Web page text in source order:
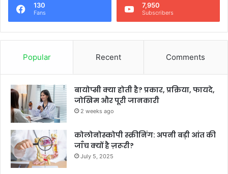
130
Fans
7,950
Subscribers
Popular Recent Comments
बायोप्सी क्या होती है? प्रकार, प्रक्रिया, फायदे,
जोखिम और पूरी जानकारी
2 weeks ago
कोलोनोस्कोपी स्क्रीनिंग: अपनी बड़ी आंत की
जाँच क्यों है ज़रूरी?
July 5, 2025